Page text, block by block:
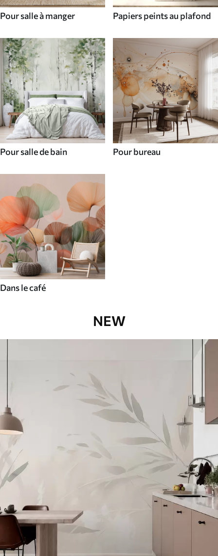
Pour salle à manger Papiers peints au plafond
Pour salle de bain Pour bureau
Dans le café
NEW